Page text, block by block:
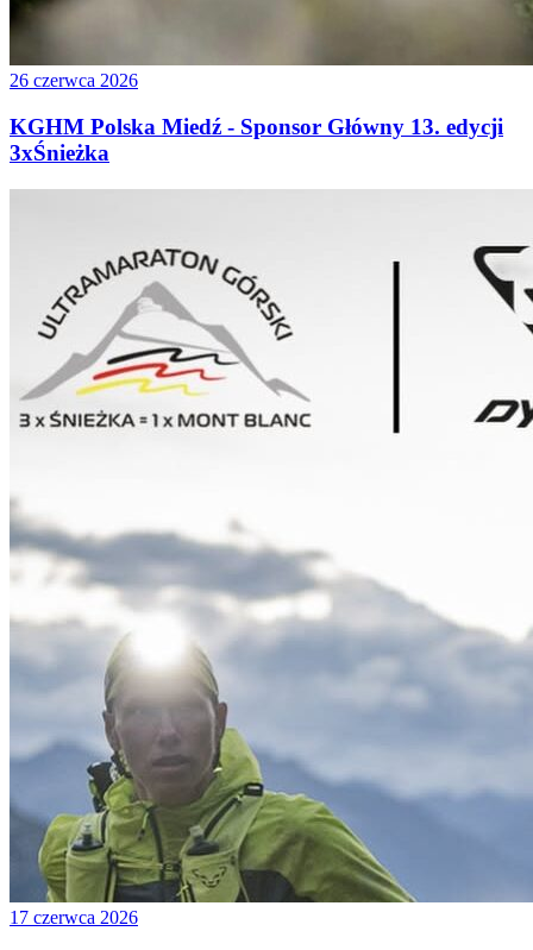
26 czerwca 2026
KGHM Polska Miedź - Sponsor Główny 13. edycji
3xŚnieżka
17 czerwca 2026